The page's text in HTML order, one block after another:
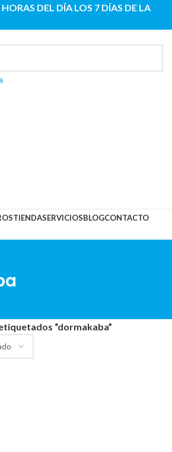
DEL DÍA LOS 7 DÍAS DE LA
TIENDASERVICIOSBLOGCONTACTO
“dormakaba”